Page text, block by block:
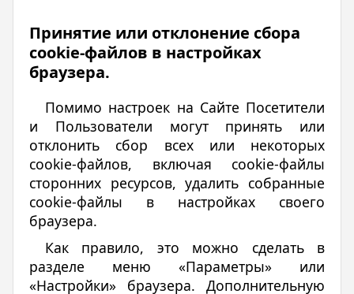
Принятие или отклонение сбора
cookie-файлов в настройках
браузера.
Помимо настроек на Сайте Посетители
и Пользователи могут принять или
отклонить сбор всех или некоторых
cookie-файлов, включая cookie-файлы
сторонних ресурсов, удалить собранные
cookie-файлы в настройках своего
браузера.
Как правило, это можно сделать в
разделе меню «Параметры» или
«Настройки» браузера. Дополнительную